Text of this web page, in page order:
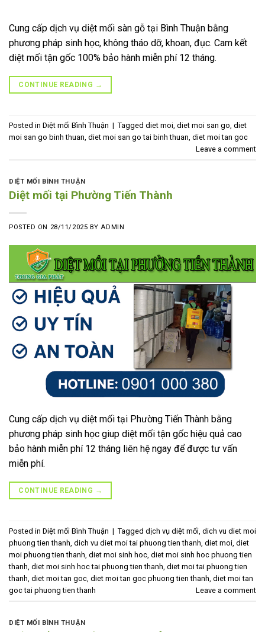
Cung cấp dịch vụ diệt mối sàn gỗ tại Bình Thuận bằng
phương pháp sinh học, không tháo dỡ, khoan, đục. Cam kết
diệt mối tận gốc 100% bảo hành miễn phí 12 tháng.
CONTINUE READING →
Posted in Diệt mối Bình Thuận | Tagged diet moi diet moi san go diet
moi san go binh thuan diet moi san go tai binh thuan diet moi tan goc
Leave a comment
DIỆT MỐI BÌNH THUẬN
Diệt mối tại Phường Tiến Thành
POSTED ON 28/11/2025 BYADMIN
Cung cấp dịch vụ diệt mối tại Phường Tiến Thành bằng
phương pháp sinh học giup diệt mối tận gốc hiệu quả cao
bảo hành miễn phí 12 tháng liên hệ ngay để được tư vấn
miễn phí.
CONTINUE READING →
Posted in Diệt mối Bình Thuận | Tagged dịch vụ diệt mối dich vu diet moi
phuong tien thanh dich vu diet moi tai phuong tien thanh diet moi diet
moi phuong tien thanh diet moi sinh hoc diet moi sinh hoc phuong tien
thanh diet moi sinh hoc tai phuong tien thanh diet moi tai phuong tien
thanh diet moi tan goc diet moi tan goc phuong tien thanh diet moi tan
goc tai phuong tien thanh
Leave a comment
DIỆT MỐI BÌNH THUẬN